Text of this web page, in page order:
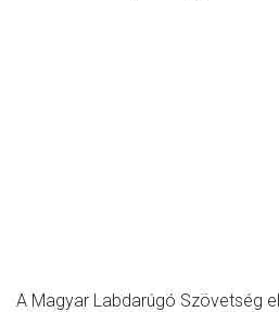
A Magyar Labdarúgó Szövetség